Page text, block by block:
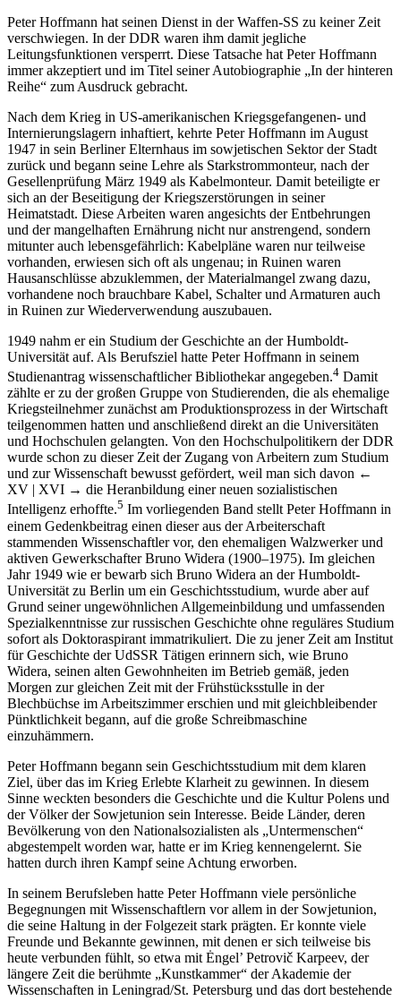
Peter Hoffmann hat seinen Dienst in der Waffen-SS zu keiner Zeit
verschwiegen. In der DDR waren ihm damit jegliche
Leitungsfunktionen versperrt. Diese Tatsache hat Peter Hoffmann
immer akzeptiert und im Titel seiner Autobiographie „In der hinteren
Reihe“ zum Ausdruck gebracht.
Nach dem Krieg in US-amerikanischen Kriegsgefangenen- und
Internierungslagern inhaftiert, kehrte Peter Hoffmann im August
1947 in sein Berliner Elternhaus im sowjetischen Sektor der Stadt
zurück und begann seine Lehre als Starkstrommonteur, nach der
Gesellenprüfung März 1949 als Kabelmonteur. Damit beteiligte er
sich an der Beseitigung der Kriegszerstörungen in seiner
Heimatstadt. Diese Arbeiten waren angesichts der Entbehrungen
und der mangelhaften Ernährung nicht nur anstrengend, sondern
mitunter auch lebensgefährlich: Kabelpläne waren nur teilweise
vorhanden, erwiesen sich oft als ungenau; in Ruinen waren
Hausanschlüsse abzuklemmen, der Materialmangel zwang dazu,
vorhandene noch brauchbare Kabel, Schalter und Armaturen auch
in Ruinen zur Wiederverwendung auszubauen.
1949 nahm er ein Studium der Geschichte an der Humboldt-
Universität auf. Als Berufsziel hatte Peter Hoffmann in seinem
Studienantrag wissenschaftlicher Bibliothekar angegeben.4 Damit
zählte er zu der großen Gruppe von Studierenden, die als ehemalige
Kriegsteilnehmer zunächst am Produktionsprozess in der Wirtschaft
teilgenommen hatten und anschließend direkt an die Universitäten
und Hochschulen gelangten. Von den Hochschulpolitikern der DDR
wurde schon zu dieser Zeit der Zugang von Arbeitern zum Studium
und zur Wissenschaft bewusst gefördert, weil man sich davon ←
XV | XVI → die Heranbildung einer neuen sozialistischen
Intelligenz erhoffte.5 Im vorliegenden Band stellt Peter Hoffmann in
einem Gedenkbeitrag einen dieser aus der Arbeiterschaft
stammenden Wissenschaftler vor, den ehemaligen Walzwerker und
aktiven Gewerkschafter Bruno Widera (1900–1975). Im gleichen
Jahr 1949 wie er bewarb sich Bruno Widera an der Humboldt-
Universität zu Berlin um ein Geschichtsstudium, wurde aber auf
Grund seiner ungewöhnlichen Allgemeinbildung und umfassenden
Spezialkenntnisse zur russischen Geschichte ohne reguläres Studium
sofort als Doktoraspirant immatrikuliert. Die zu jener Zeit am Institut
für Geschichte der UdSSR Tätigen erinnern sich, wie Bruno
Widera, seinen alten Gewohnheiten im Betrieb gemäß, jeden
Morgen zur gleichen Zeit mit der Frühstücksstulle in der
Blechbüchse im Arbeitszimmer erschien und mit gleichbleibender
Pünktlichkeit begann, auf die große Schreibmaschine
einzuhämmern.
Peter Hoffmann begann sein Geschichtsstudium mit dem klaren
Ziel, über das im Krieg Erlebte Klarheit zu gewinnen. In diesem
Sinne weckten besonders die Geschichte und die Kultur Polens und
der Völker der Sowjetunion sein Interesse. Beide Länder, deren
Bevölkerung von den Nationalsozialisten als „Untermenschen“
abgestempelt worden war, hatte er im Krieg kennengelernt. Sie
hatten durch ihren Kampf seine Achtung erworben.
In seinem Berufsleben hatte Peter Hoffmann viele persönliche
Begegnungen mit Wissenschaftlern vor allem in der Sowjetunion,
die seine Haltung in der Folgezeit stark prägten. Er konnte viele
Freunde und Bekannte gewinnen, mit denen er sich teilweise bis
heute verbunden fühlt, so etwa mit Ėngel’ Petrovič Karpeev, der
längere Zeit die berühmte „Kunstkammer“ der Akademie der
Wissenschaften in Leningrad/St. Petersburg und das dort bestehende